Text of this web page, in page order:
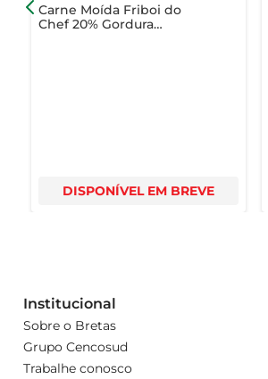
Carne Moída Friboi do
Chef 20% Gordura
DISPONÍVEL EM BREVE
Institucional
Sobre o Bretas
Grupo Cencosud
Trabalhe conosco